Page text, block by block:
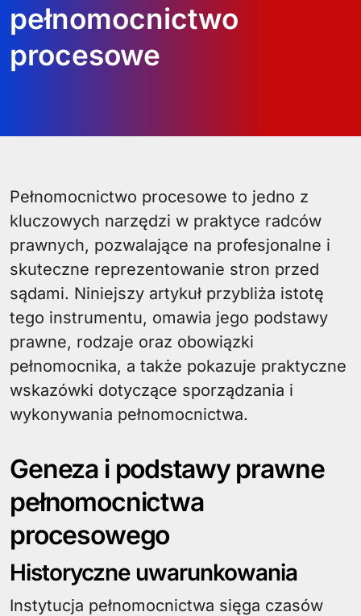
pełnomocnictwo
procesowe
Pełnomocnictwo procesowe to jedno z
kluczowych narzędzi w praktyce radców
prawnych, pozwalające na profesjonalne i
skuteczne reprezentowanie stron przed
sądami. Niniejszy artykuł przybliża istotę
tego instrumentu, omawia jego podstawy
prawne, rodzaje oraz obowiązki
pełnomocnika, a także pokazuje praktyczne
wskazówki dotyczące sporządzania i
wykonywania pełnomocnictwa.
Geneza i podstawy prawne
pełnomocnictwa
procesowego
Historyczne uwarunkowania
Instytucja pełnomocnictwa sięga czasów